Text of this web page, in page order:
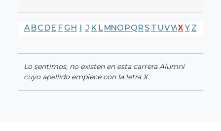
A BC DE F G H I J K LMNO PQR S T UVWXY Z
Lo sentimos, no existen en esta carrera Alumni
cuyo apellido empiece con la letra X